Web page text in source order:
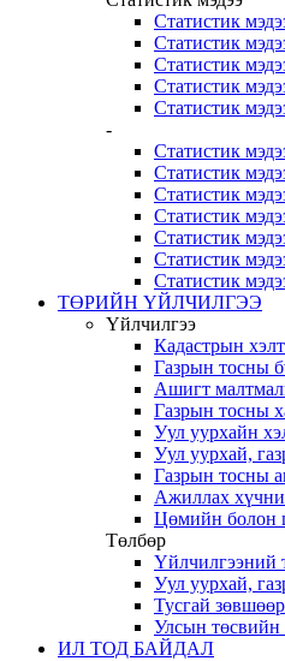
Статистик
Статистик
Статистик
Статистик
Статистик
-
Статистик
Статистик
Статистик
Статистик
Статистик
Статистик
Статистик
ТӨРИЙН ҮЙЛЧИЛГЭЭ
Үйлчилгээ
Кадастрын
Газрын тосны
Ашигт
Газрын тосны
Уул уурхайн
Уул уурхай,
Газрын тосны
Ажиллах
Цөмийн болон
Төлбөр
Үйлчилгээний
Уул уурхай,
Тусгай
Улсын төсвийн
ИЛ ТОД БАЙДАЛ